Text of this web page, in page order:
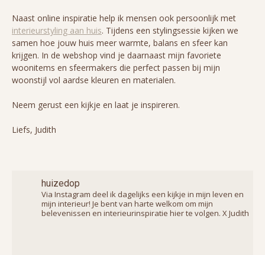
Naast online inspiratie help ik mensen ook persoonlijk met
interieurstyling aan huis. Tijdens een stylingsessie kijken we
samen hoe jouw huis meer warmte, balans en sfeer kan
krijgen. In de webshop vind je daarnaast mijn favoriete
woonitems en sfeermakers die perfect passen bij mijn
woonstijl vol aardse kleuren en materialen.
Neem gerust een kijkje en laat je inspireren.
Liefs, Judith
huizedop
Via Instagram deel ik dagelijks een kijkje in mijn leven en
mijn interieur! Je bent van harte welkom om mijn
belevenissen en interieurinspiratie hier te volgen. X Judith